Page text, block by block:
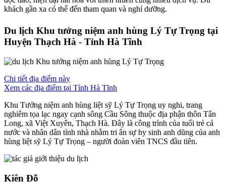
khách gần xa có thể đến tham quan và nghỉ dưỡng.
Du lịch Khu tưởng niệm anh hùng Lý Tự Trọng tại
Huyện Thạch Hà - Tỉnh Hà Tĩnh
Chi tiết địa điểm này
Xem các địa điểm tại Tỉnh Hà Tĩnh
Khu Tưởng niệm anh hùng liệt sỹ Lý Tự Trọng uy nghi, trang
nghiêm tọa lạc ngay cạnh sông Cầu Sông thuộc địa phận thôn Tân
Long, xã Việt Xuyên, Thạch Hà. Đây là công trình của tuổi trẻ cả
nước và nhân dân tỉnh nhà nhằm tri ân sự hy sinh anh dũng của anh
hùng liệt sỹ Lý Tự Trọng – người đoàn viên TNCS đầu tiên.
Kiên Đỗ